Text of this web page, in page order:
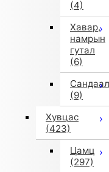
(4)
Хавар,
намрын
гутал
(6)
Сандаал
(9)
Хувцас
(423)
Цамц
(297)